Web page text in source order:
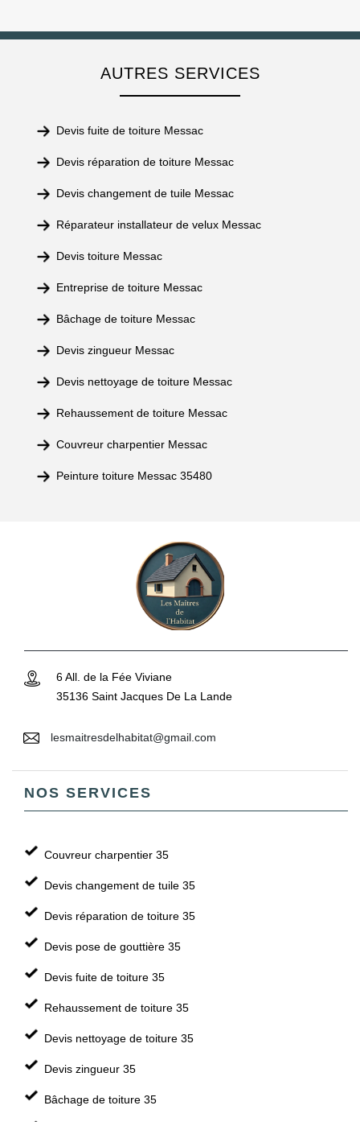
AUTRES SERVICES
Devis fuite de toiture Messac
Devis réparation de toiture Messac
Devis changement de tuile Messac
Réparateur installateur de velux Messac
Devis toiture Messac
Entreprise de toiture Messac
Bâchage de toiture Messac
Devis zingueur Messac
Devis nettoyage de toiture Messac
Rehaussement de toiture Messac
Couvreur charpentier Messac
Peinture toiture Messac 35480
6 All. de la Fée Viviane
35136 Saint Jacques De La Lande
lesmaitresdelhabitat@gmail.com
NOS SERVICES
Couvreur charpentier 35
Devis changement de tuile 35
Devis réparation de toiture 35
Devis pose de gouttière 35
Devis fuite de toiture 35
Rehaussement de toiture 35
Devis nettoyage de toiture 35
Devis zingueur 35
Bâchage de toiture 35